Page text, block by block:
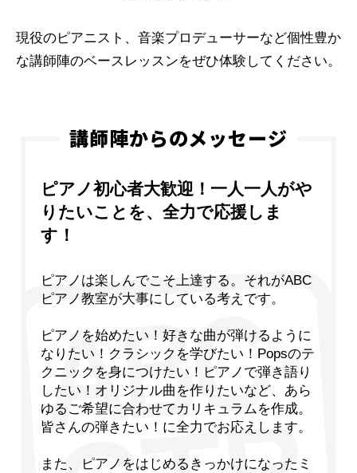
現役のピアニスト、音楽プロデューサーなど個性豊か
な講師陣のベースレッスンをぜひ体験してください。
講師陣からのメッセージ
ピアノ初心者大歓迎！一人一人がや
りたいことを、全力で応援しま
す！
ピアノは楽しんでこそ上達する。それがABC
ピアノ教室が大事にしている考えです。
ピアノを始めたい！好きな曲が弾けるように
なりたい！クラシックを学びたい！Popsのテ
クニックを身につけたい！ピアノで弾き語り
したい！オリジナル曲を作りたいなど、あら
ゆるご希望に合わせてカリキュラムを作成。
皆さんの弾きたい！に全力でお応えします。
また、ピアノをはじめるきっかけになったミ